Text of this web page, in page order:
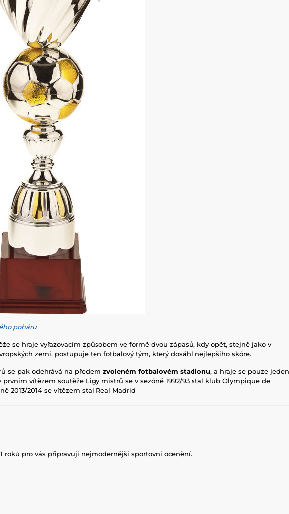
poháru
se hraje vyřazovacím způsobem ve formě dvou zápasů, kdy opět, stejně jako v
zemí, postupuje ten fotbalový tým, který dosáhl nejlepšího skóre.
se pak odehrává na předem zvoleném fotbalovém stadionu, a hraje se pouze jeden
prvním vítězem soutěže Ligy mistrů se v sezóně 1992/93 stal klub Olympique de
2013/2014 se vítězem stal Real Madrid
roků pro vás připravuji nejmodernější sportovní ocenění.